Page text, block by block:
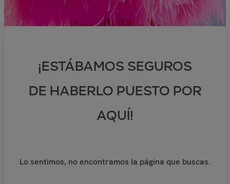
¡ESTÁBAMOS SEGUROS
DE HABERLO PUESTO POR
AQUÍ!
Lo sentimos, no encontramos la página que buscas.